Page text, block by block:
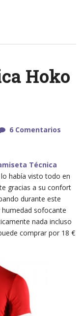
Hoko
6 Comentarios
Técnica
había visto todo en
gracias a su confort
durante este
sofocante
nada incluso
comprar por 18 €